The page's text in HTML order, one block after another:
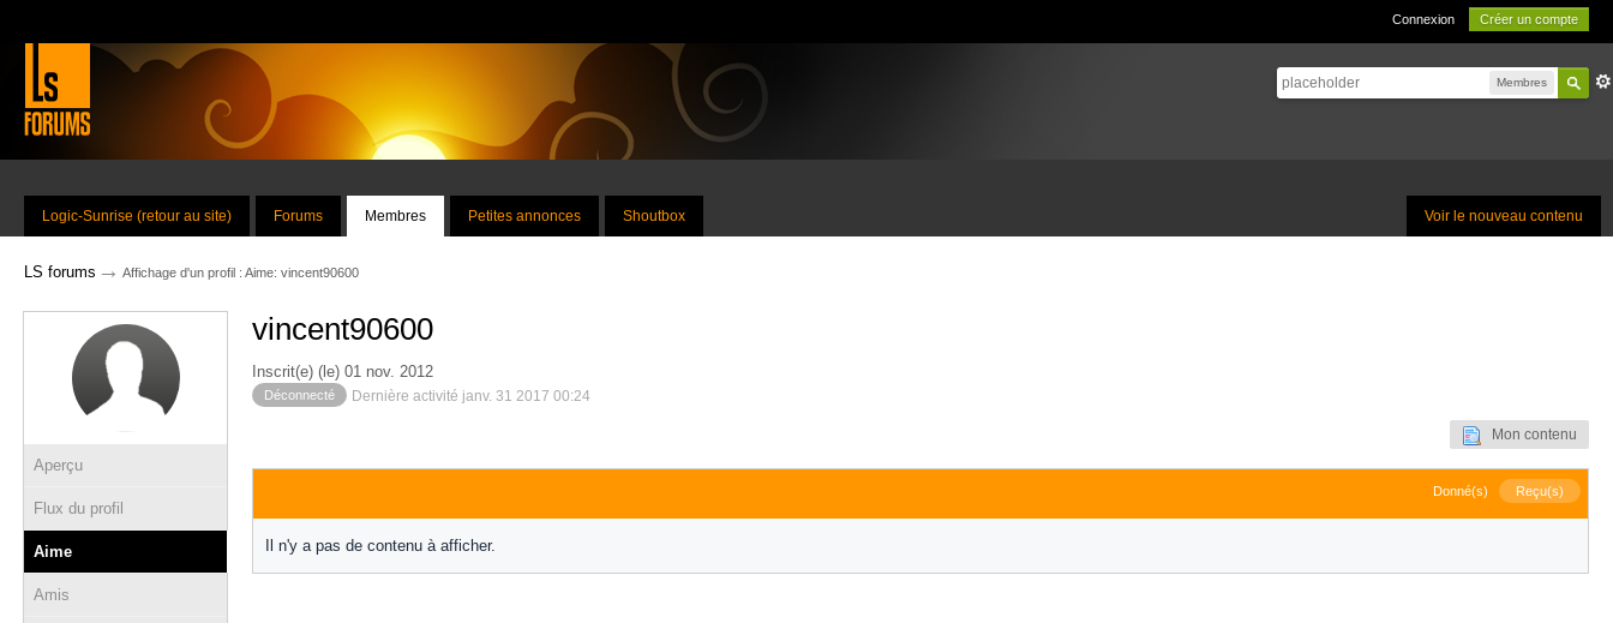
Connexion Créer un compte
Membres
Voir le nouveau contenu
Logic-Sunrise (retour au site) Forums Membres Petites annonces Shoutbox
LS forums → Affichage d'un profil : Aime: vincent90600
Aperçu
Flux du profil
Aime
Amis
vincent90600
Inscrit(e) (le) 01 nov. 2012
Déconnecté Dernière activité janv. 31 2017 00:24
Mon contenu
Donné(s) Reçu(s)
Il n'y a pas de contenu à afficher.